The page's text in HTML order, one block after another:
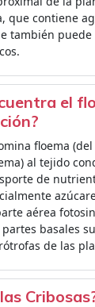
que contiene
también
el
floema
al tejido
de
aérea
basales
de las